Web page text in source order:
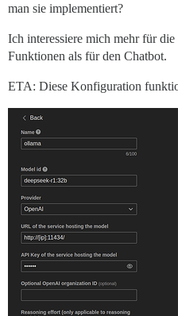
man sie implementiert?
Ich interessiere mich mehr für
Funktionen als für den Chatbot.
ETA: Diese Konfiguration